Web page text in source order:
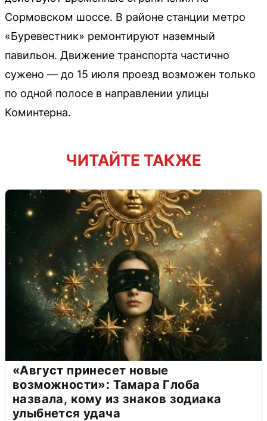
Сормовском шоссе. В районе станции метро
«Буревестник» ремонтируют наземный
павильон. Движение транспорта частично
сужено — до 15 июля проезд возможен только
по одной полосе в направлении улицы
Коминтерна.
ЧИТАЙТЕ ТАКЖЕ
«Август принесет новые
возможности»: Тамара Глоба
назвала, кому из знаков зодиака
улыбнется удача